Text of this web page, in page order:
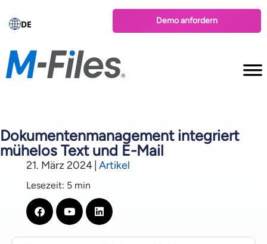
DE Demo anfordern
Dokumentenmanagement integriert
mühelos Text und E-Mail
21. März 2024 Artikel
Lesezeit: 5 min